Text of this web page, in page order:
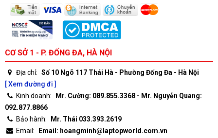
CƠ SỞ 1 - P. ĐỐNG ĐA, HÀ NỘI
Địa chỉ: Số 10 Ngõ 117 Thái Hà - Phường Đống Đa - Hà Nội
[ Xem đường đi ]
Kinh doanh:
Mr. Cường: 089.855.3368 - Mr. Nguyễn Quang:
092.877.8866
Bảo hành:
Mr. Thái 033.393.2619
Email:
Email: hoangminh@laptopworld.com.vn